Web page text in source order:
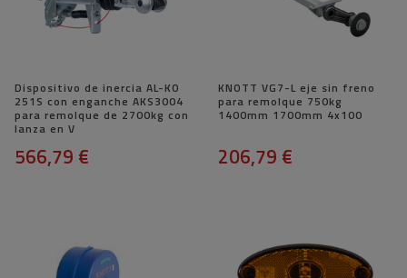
Dispositivo de inercia AL-KO
251S con enganche AKS3004
para remolque de 2700kg con
lanza en V
566,79 €
KNOTT VG7-L eje sin freno
para remolque 750kg
1400mm 1700mm 4x100
206,79 €